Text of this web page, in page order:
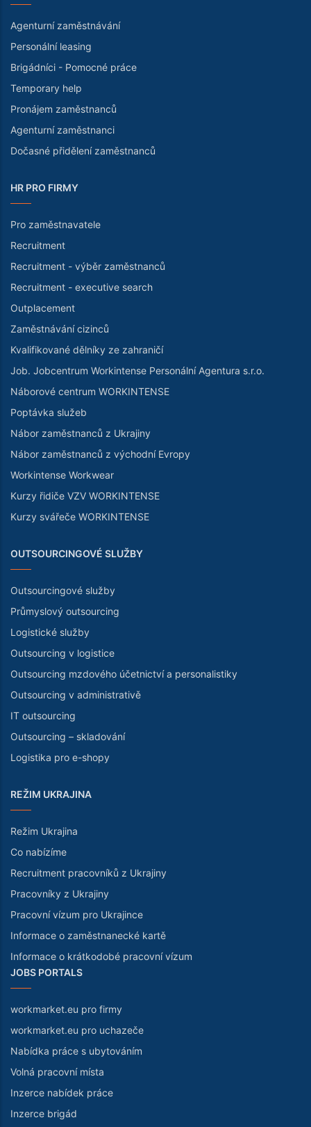
Agenturní zaměstnávání
Personální leasing
Brigádníci - Pomocné práce
Temporary help
Pronájem zaměstnanců
Agenturní zaměstnanci
Dočasné přidělení zaměstnanců
HR PRO FIRMY
Pro zaměstnavatele
Recruitment
Recruitment - výběr zaměstnanců
Recruitment - executive search
Outplacement
Zaměstnávání cizinců
Kvalifikované dělníky ze zahraničí
Job. Jobcentrum Workintense Personální Agentura s.r.o.
Náborové centrum WORKINTENSE
Poptávka služeb
Nábor zaměstnanců z Ukrajiny
Nábor zaměstnanců z východní Evropy
Workintense Workwear
Kurzy řidiče VZV WORKINTENSE
Kurzy svářeče WORKINTENSE
OUTSOURCINGOVÉ SLUŽBY
Outsourcingové služby
Průmyslový outsourcing
Logistické služby
Outsourcing v logistice
Outsourcing mzdového účetnictví a personalistiky
Outsourcing v administrativě
IT outsourcing
Outsourcing – skladování
Logistika pro e-shopy
REŽIM UKRAJINA
Režim Ukrajina
Co nabízíme
Recruitment pracovníků z Ukrajiny
Pracovníky z Ukrajiny
Pracovní vízum pro Ukrajince
Informace o zaměstnanecké kartě
Informace o krátkodobé pracovní vízum
JOBS PORTALS
workmarket.eu pro firmy
workmarket.eu pro uchazeče
Nabídka práce s ubytováním
Volná pracovní místa
Inzerce nabídek práce
Inzerce brigád